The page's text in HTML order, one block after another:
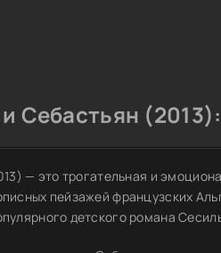
Себастьян (2013):
— это трогательная и
пейзажей французских
детского романа